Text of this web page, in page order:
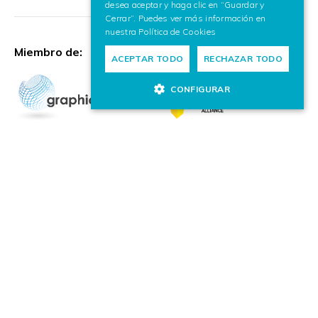
Miembro de:
desea aceptar y haga clic en “Guardar y
Cerrar”. Puedes ver más información en
nuestra Política de Cookies
ACEPTAR TODO RECHAZAR TODO
CONFIGURAR